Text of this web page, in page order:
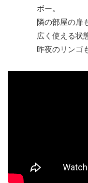
ボー。
隣の部屋の扉
広く使える状
昨夜のリンゴ